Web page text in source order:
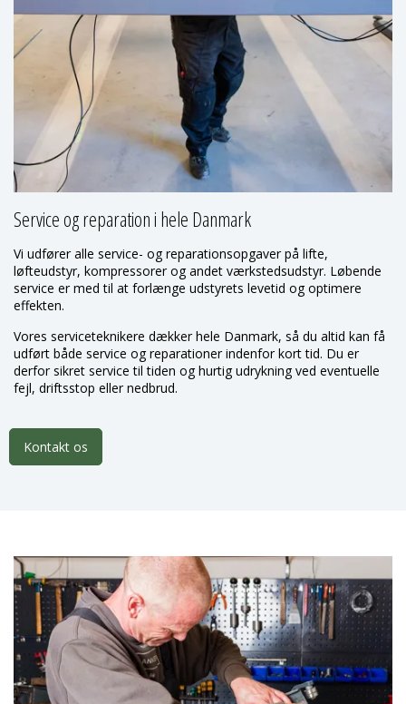
Service og reparation i hele Danmark
Vi udfører alle service- og reparationsopgaver på lifte,
løfteudstyr, kompressorer og andet værkstedsudstyr. Løbende
service er med til at forlænge udstyrets levetid og optimere
effekten.
Vores serviceteknikere dækker hele Danmark, så du altid kan få
udført både service og reparationer indenfor kort tid. Du er
derfor sikret service til tiden og hurtig udrykning ved eventuelle
fejl, driftsstop eller nedbrud.
Kontakt os